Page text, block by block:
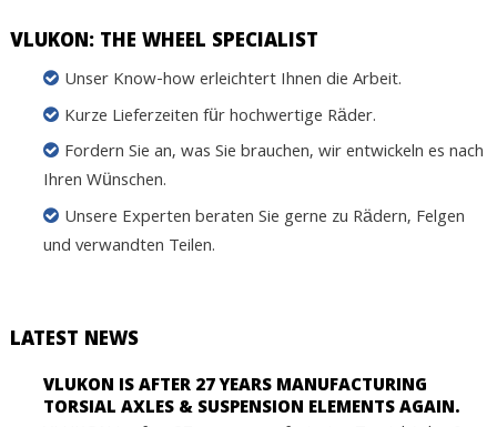
VLUKON: THE WHEEL SPECIALIST
Unser Know-how erleichtert Ihnen die Arbeit.
Kurze Lieferzeiten für hochwertige Räder.
Fordern Sie an, was Sie brauchen, wir entwickeln es nach
Ihren Wünschen.
Unsere Experten beraten Sie gerne zu Rädern, Felgen
und verwandten Teilen.
LATEST NEWS
VLUKON IS AFTER 27 YEARS MANUFACTURING
TORSIAL AXLES & SUSPENSION ELEMENTS AGAIN.